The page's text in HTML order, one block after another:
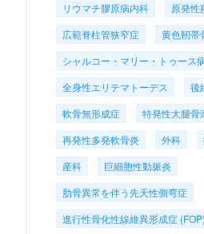
リウマチ膠原病内科
原発性
広範脊柱管狭窄症
黄色靭帯
シャルコー・マリー・トゥース
全身性エリテマトーデス
後
軟骨無形成症
特発性大腿骨
再発性多発軟骨炎
外科
産科
巨細胞性動脈炎
肋骨異常を伴う先天性側弯症
進行性骨化性線維異形成症 (FOP)